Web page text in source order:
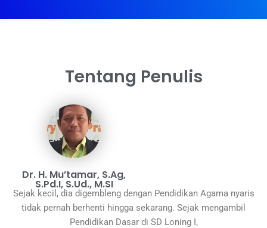
Tentang Penulis
Dr. H. Mu’tamar, S.Ag,
S.Pd.I, S.Ud., M.SI
Sejak kecil, dia digembleng dengan Pendidikan Agama nyaris
tidak pernah berhenti hingga sekarang. Sejak mengambil
Pendidikan Dasar di SD Loning I,